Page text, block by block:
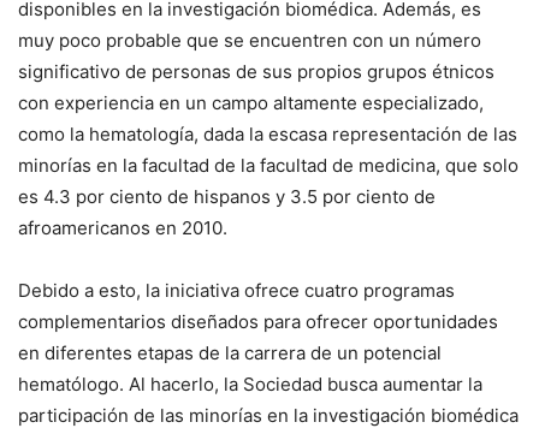
disponibles en la investigación biomédica. Además, es
muy poco probable que se encuentren con un número
significativo de personas de sus propios grupos étnicos
con experiencia en un campo altamente especializado,
como la hematología, dada la escasa representación de las
minorías en la facultad de la facultad de medicina, que solo
es 4.3 por ciento de hispanos y 3.5 por ciento de
afroamericanos en 2010.
Debido a esto, la iniciativa ofrece cuatro programas
complementarios diseñados para ofrecer oportunidades
en diferentes etapas de la carrera de un potencial
hematólogo. Al hacerlo, la Sociedad busca aumentar la
participación de las minorías en la investigación biomédica